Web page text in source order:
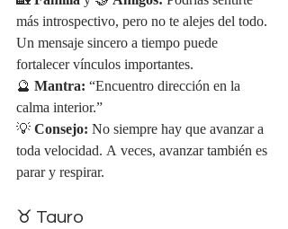
más introspectivo, pero no te alejes del todo.
Un mensaje sincero a tiempo puede
fortalecer vínculos importantes.
🔮 Mantra: “Encuentro dirección en la
calma interior.”
💡 Consejo: No siempre hay que avanzar a
toda velocidad. A veces, avanzar también es
parar y respirar.
♉ Tauro